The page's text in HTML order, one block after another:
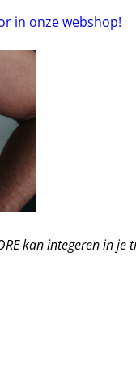
in onze webshop!
kan integeren in